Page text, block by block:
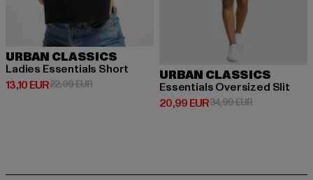
URBAN CLASSICS
Ladies Essentials Short
13,10 EUR
Derzeitiger Preis: 13,10 EUR
22,99 EURAktionspreis: 22,99 EUR
URBAN CLASSICS
Essentials Oversized Slit
20,99 EUR
Derzeitiger Preis: 20,99 EUR
34,99 EURAktionspreis: